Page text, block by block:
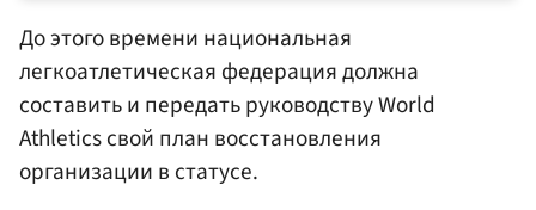
До этого времени национальная
легкоатлетическая федерация должна
составить и передать руководству World
Athletics свой план восстановления
организации в статусе.